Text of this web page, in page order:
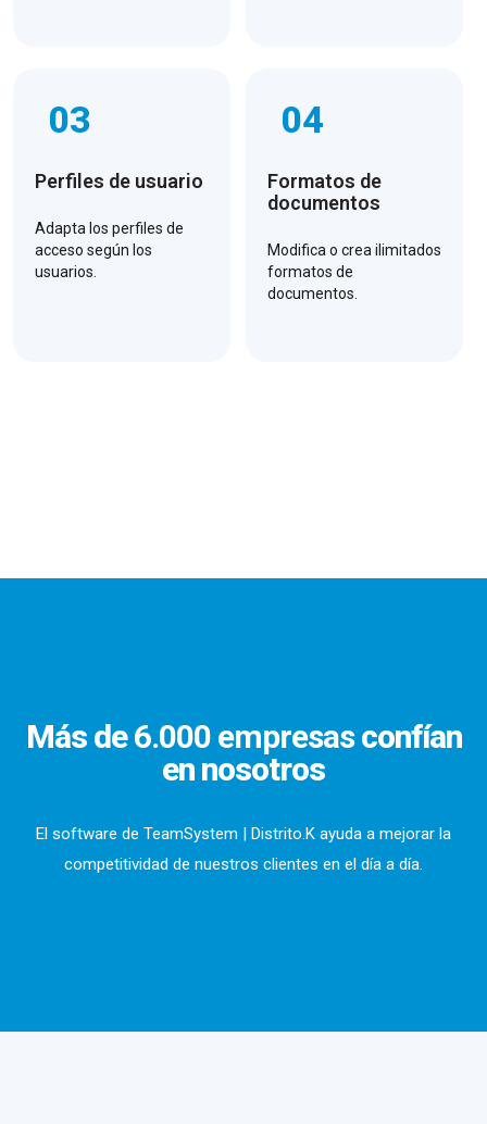
03
Perfiles de usuario
Adapta los perfiles de
acceso según los
usuarios.
04
Formatos de
documentos
Modifica o crea ilimitados
formatos de
documentos.
Más de6.000 empresasconfían
en nosotros
El software de TeamSystem | Distrito.K ayuda a mejorar la
competitividad de nuestros clientes en el día a día.